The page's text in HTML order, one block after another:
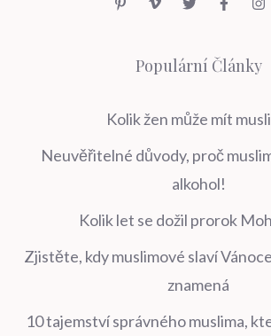
Populární Články
Kolik žen může mít
Neuvěřitelné důvody, proč
alkohol!
Kolik let se dožil prorok
Zjistěte, kdy muslimové slaví
znamená
10 tajemství správného muslima,